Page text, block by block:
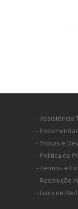
- Assistência
-
- Trocas e
- Politica de
- Termos e
- Resolução
- Livro de